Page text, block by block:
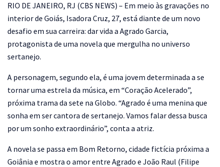
RIO DE JANEIRO, RJ (CBS NEWS) – Em meio às gravações no
interior de Goiás, Isadora Cruz, 27, está diante de um novo
desafio em sua carreira: dar vida a Agrado Garcia,
protagonista de uma novela que mergulha no universo
sertanejo.
A personagem, segundo ela, é uma jovem determinada a se
tornar uma estrela da música, em “Coração Acelerado”,
próxima trama da sete na Globo. “Agrado é uma menina que
sonha em ser cantora de sertanejo. Vamos falar dessa busca
por um sonho extraordinário”, conta a atriz.
A novela se passa em Bom Retorno, cidade fictícia próxima a
Goiânia e mostra o amor entre Agrado e João Raul (Filipe